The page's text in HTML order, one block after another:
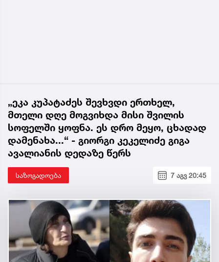
„ეკა კუპატაძეს შევხვდი ერთხელ,
მთელი დღე მოგვიხდა მისი შვილის
სოფელში ყოფნა. ეს დრო მეყო, ცხადად
დამენახა...“ - გიორგი კეკელიძე გიგა
ავალიანის დედაზე წერს
საზოგადოება 7 აგვ 20:45